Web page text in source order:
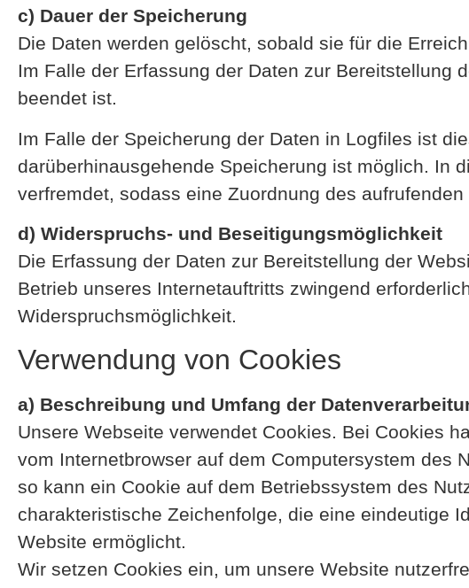
c) Dauer der Speicherung
Die Daten werden gelöscht, sobald sie für die
Im Falle der Erfassung der Daten zur Bereitstellung
beendet ist.
Im Falle der Speicherung der Daten in Logfiles ist
darüberhinausgehende Speicherung ist möglich. In
verfremdet, sodass eine Zuordnung des
d) Widerspruchs- und Beseitigungsmöglichkeit
Die Erfassung der Daten zur Bereitstellung der
Betrieb unseres Internetauftritts zwingend
Widerspruchsmöglichkeit.
Verwendung von Cookies
a) Beschreibung und Umfang der
Unsere Webseite verwendet Cookies. Bei Cookies
vom Internetbrowser auf dem Computersystem des
so kann ein Cookie auf dem Betriebssystem des
charakteristische Zeichenfolge, die eine eindeutige
Website ermöglicht.
Wir setzen Cookies ein, um unsere Website